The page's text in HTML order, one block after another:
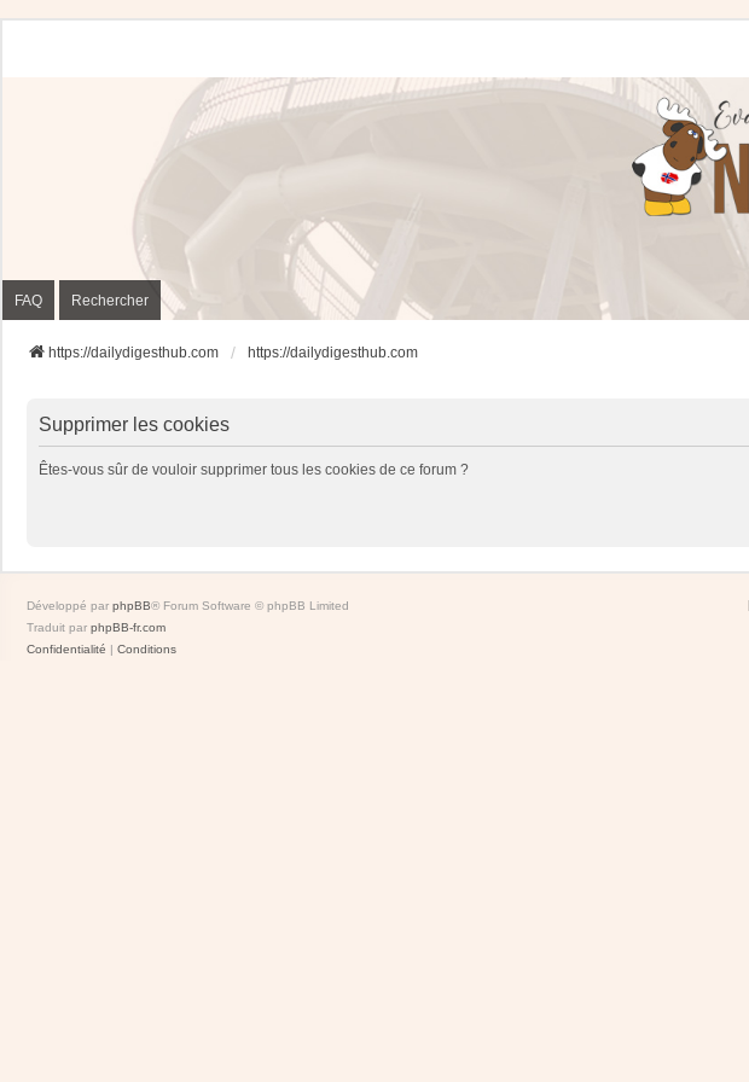
FAQ Rechercher
https://dailydigesthub.com https://dailydigesthub.com
Supprimer les cookies
Êtes-vous sûr de vouloir supprimer tous les cookies de ce forum ?
Développé par phpBB® Forum Software © phpBB Limited
Traduit par phpBB-fr.com
Confidentialité | Conditions